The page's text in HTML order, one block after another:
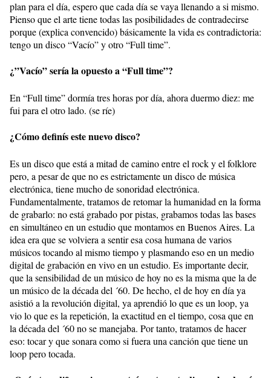
plan para el día, espero que cada día se vaya llenando a si mismo.
Pienso que el arte tiene todas las posibilidades de contradecirse
porque (explica convencido) básicamente la vida es contradictoria:
tengo un disco “Vacío” y otro “Full time”.
¿”Vacío” sería la opuesto a “Full time”?
En “Full time” dormía tres horas por día, ahora duermo diez: me
fui para el otro lado. (se ríe)
¿Cómo definís este nuevo disco?
Es un disco que está a mitad de camino entre el rock y el folklore
pero, a pesar de que no es estrictamente un disco de música
electrónica, tiene mucho de sonoridad electrónica.
Fundamentalmente, tratamos de retomar la humanidad en la forma
de grabarlo: no está grabado por pistas, grabamos todas las bases
en simultáneo en un estudio que montamos en Buenos Aires. La
idea era que se volviera a sentir esa cosa humana de varios
músicos tocando al mismo tiempo y plasmando eso en un medio
digital de grabación en vivo en un estudio. Es importante decir,
que la sensibilidad de un músico de hoy no es la misma que la de
un músico de la década del ´60. De hecho, el de hoy en día ya
asistió a la revolución digital, ya aprendió lo que es un loop, ya
vio lo que es la repetición, la exactitud en el tiempo, cosa que en
la década del ´60 no se manejaba. Por tanto, tratamos de hacer
eso: tocar y que sonara como si fuera una canción que tiene un
loop pero tocada.